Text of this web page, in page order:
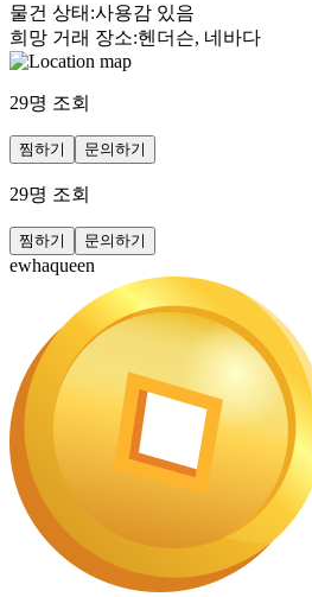
물건 상태 :사용감 있음
희망 거래 장소:헨더슨, 네바다
29명 조회
찜하기 문의하기
29명 조회
찜하기 문의하기
ewhaqueen